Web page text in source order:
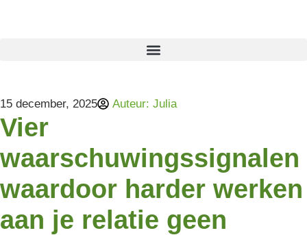
15 december, 2025 Auteur: Julia
Vier
waarschuwingssignalen
waardoor harder werken
aan je relatie geen